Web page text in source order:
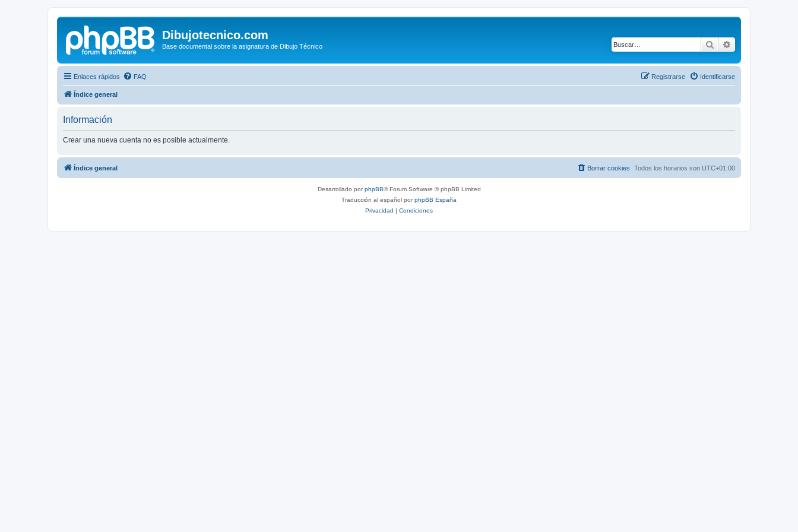
Dibujotecnico.com
Base documental sobre la asignatura de Dibujo Técnico Buscar
Enlaces rápidos FAQ Identificarse
Registrarse
Índice general
Información
Crear una nueva cuenta no es posible actualmente.
Índice general Todos los horarios son UTC+01:00
Borrar cookies
Desarrollado porphpBB® Forum Software © phpBB Limited
Traducción al español porphpBB España
Privacidad | Condiciones